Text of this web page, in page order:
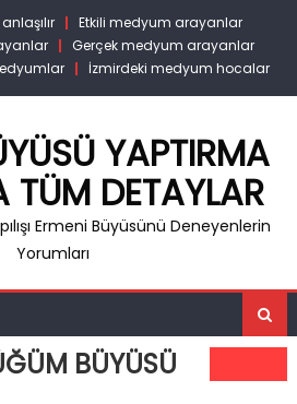
Etkili medyum arayanlar
Gerçek medyum arayanlar
İzmirdeki medyum hocalar
YAPTIRMA
TÜM DETAYLAR
Ermeni Büyüsünü Deneyenlerin
Yorumları
BÜYÜSÜ